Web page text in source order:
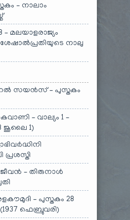
– നാലാം
– മലയാളരാജ്യം
നാലു
സയൻസ് – പുസ്തകം
– വാല്യം 1 –
ജൂലൈ 1)
– തിരുനാൾ
– പുസ്തകം 28
ഫെബ്രുവരി)